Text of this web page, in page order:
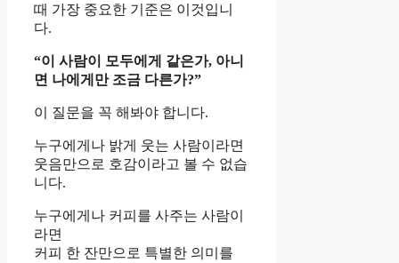
때 가장 중요한 기준은 이것입니
다.
“이 사람이 모두에게 같은가, 아니
면 나에게만 조금 다른가?”
이 질문을 꼭 해봐야 합니다.
누구에게나 밝게 웃는 사람이라면
웃음만으로 호감이라고 볼 수 없습
니다.
누구에게나 커피를 사주는 사람이
라면
커피 한 잔만으로 특별한 의미를